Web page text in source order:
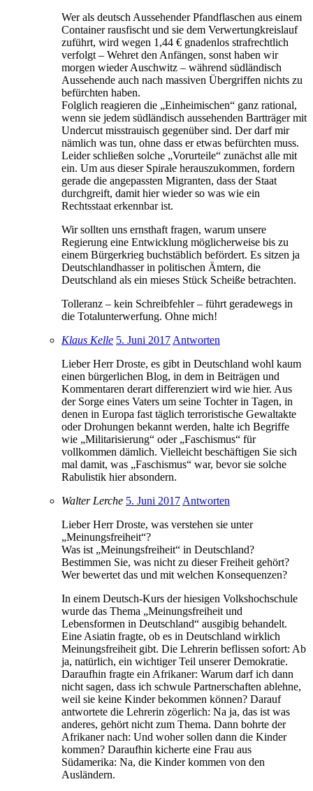
Wer als deutsch Aussehender Pfandflaschen aus einem
Container rausfischt und sie dem Verwertungkreislauf
zuführt, wird wegen 1,44 € gnadenlos strafrechtlich
verfolgt – Wehret den Anfängen, sonst haben wir
morgen wieder Auschwitz – während südländisch
Aussehende auch nach massiven Übergriffen nichts zu
befürchten haben.
Folglich reagieren die „Einheimischen“ ganz rational,
wenn sie jedem südländisch aussehenden Bartträger mit
Undercut misstrauisch gegenüber sind. Der darf mir
nämlich was tun, ohne dass er etwas befürchten muss.
Leider schließen solche „Vorurteile“ zunächst alle mit
ein. Um aus dieser Spirale herauszukommen, fordern
gerade die angepassten Migranten, dass der Staat
durchgreift, damit hier wieder so was wie ein
Rechtsstaat erkennbar ist.
Wir sollten uns ernsthaft fragen, warum unsere
Regierung eine Entwicklung möglicherweise bis zu
einem Bürgerkrieg buchstäblich befördert. Es sitzen ja
Deutschlandhasser in politischen Ämtern, die
Deutschland als ein mieses Stück Scheiße betrachten.
Tolleranz – kein Schreibfehler – führt geradewegs in
die Totalunterwerfung. Ohne mich!
Klaus Kelle 5. Juni 2017 Antworten
Lieber Herr Droste, es gibt in Deutschland wohl kaum
einen bürgerlichen Blog, in dem in Beiträgen und
Kommentaren derart differenziert wird wie hier. Aus
der Sorge eines Vaters um seine Tochter in Tagen, in
denen in Europa fast täglich terroristische Gewaltakte
oder Drohungen bekannt werden, halte ich Begriffe
wie „Militarisierung“ oder „Faschismus“ für
vollkommen dämlich. Vielleicht beschäftigen Sie sich
mal damit, was „Faschismus“ war, bevor sie solche
Rabulistik hier absondern.
Walter Lerche 5. Juni 2017 Antworten
Lieber Herr Droste, was verstehen sie unter
„Meinungsfreiheit“?
Was ist „Meinungsfreiheit“ in Deutschland?
Bestimmen Sie, was nicht zu dieser Freiheit gehört?
Wer bewertet das und mit welchen Konsequenzen?
In einem Deutsch-Kurs der hiesigen Volkshochschule
wurde das Thema „Meinungsfreiheit und
Lebensformen in Deutschland“ ausgibig behandelt.
Eine Asiatin fragte, ob es in Deutschland wirklich
Meinungsfreiheit gibt. Die Lehrerin beflissen sofort: Ab
ja, natürlich, ein wichtiger Teil unserer Demokratie.
Daraufhin fragte ein Afrikaner: Warum darf ich dann
nicht sagen, dass ich schwule Partnerschaften ablehne,
weil sie keine Kinder bekommen können? Darauf
antwortete die Lehrerin zögerlich: Na ja, das ist was
anderes, gehört nicht zum Thema. Dann bohrte der
Afrikaner nach: Und woher sollen dann die Kinder
kommen? Daraufhin kicherte eine Frau aus
Südamerika: Na, die Kinder kommen von den
Ausländern.